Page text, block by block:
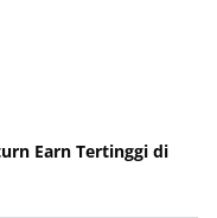
Earn Tertinggi di